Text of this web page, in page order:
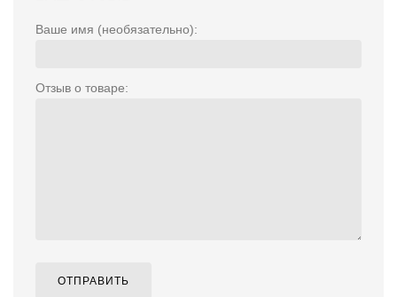
Ваше имя (необязательно):
Отзыв о товаре:
ОТПРАВИТЬ